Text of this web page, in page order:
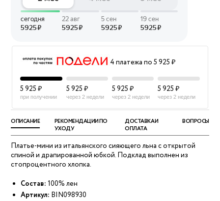
4 платежа по 5 925 ₽
5 925 ₽
при получении
5 925 ₽
через 2 недели
5 925 ₽
через 2 недели
5 925 ₽
через 2 недели
ОПИСАНИЕ
РЕКОМЕНДАЦИИ ПО
УХОДУ
ДОСТАВКА И
ОПЛАТА
ВОПРОСЫ
Платье-мини из итальянского сияющего льна с открытой
спиной и драпированной юбкой. Подклад выполнен из
стопроцентного хлопка.
Состав: 100% лен
Артикул: BIN098930